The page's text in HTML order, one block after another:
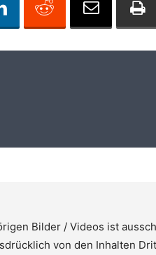
Bilder / Videos ist
von den Inhalten